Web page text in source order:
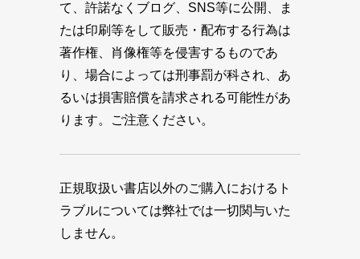
て、許諾なくブログ、SNS等に公開、ま
たは印刷等をして販売・配布する行為は
著作権、肖像権等を侵害するものであ
り、場合によっては刑事罰が科され、あ
るいは損害賠償を請求される可能性があ
ります。ご注意ください。
正規取扱い書店以外のご購入におけるト
ラブルについては弊社では一切関与いた
しません。